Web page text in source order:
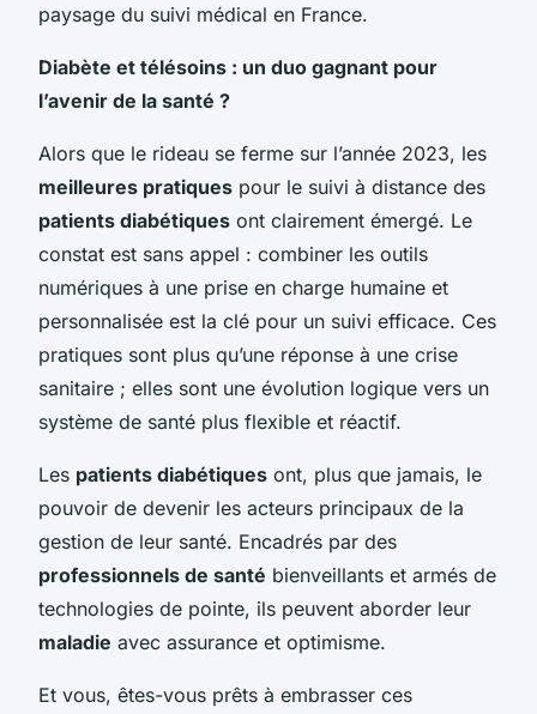
paysage du suivi médical en France.
Diabète et télésoins : un duo gagnant pour
l’avenir de la santé ?
Alors que le rideau se ferme sur l’année 2023, les
meilleures pratiques pour le suivi à distance des
patients diabétiques ont clairement émergé. Le
constat est sans appel : combiner les outils
numériques à une prise en charge humaine et
personnalisée est la clé pour un suivi efficace. Ces
pratiques sont plus qu’une réponse à une crise
sanitaire ; elles sont une évolution logique vers un
système de santé plus flexible et réactif.
Les patients diabétiques ont, plus que jamais, le
pouvoir de devenir les acteurs principaux de la
gestion de leur santé. Encadrés par des
professionnels de santé bienveillants et armés de
technologies de pointe, ils peuvent aborder leur
maladie avec assurance et optimisme.
Et vous, êtes-vous prêts à embrasser ces